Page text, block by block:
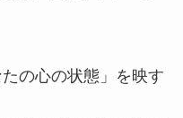
の心の状態」を映す